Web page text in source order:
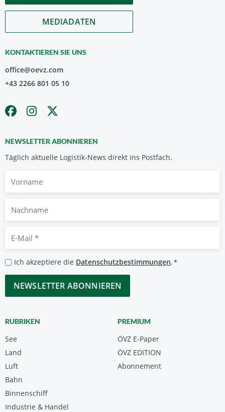
MEDIADATEN
KONTAKTIEREN SIE UNS
office@oevz.com
+43 2266 801 05 10
NEWSLETTER ABONNIEREN
Täglich aktuelle Logistik-News direkt ins Postfach.
Nachname
Mail
*
Datenschutzbestimmungen
*
Ich akzeptiere die Datenschutzbestimmungen.*
CAPTCHA
RUBRIKEN
See
Land
Luft
Bahn
Binnenschiff
Industrie & Handel
PREMIUM
ÖVZ E-Paper
Abonnement
ÖVZ EDITION